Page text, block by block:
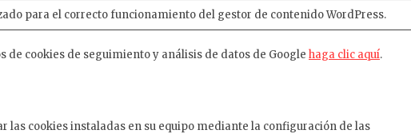
para el correcto funcionamiento del gestor de contenido WordPress.
de cookies de seguimiento y análisis de datos de Google haga clic aquí.
las cookies instaladas en su equipo mediante la configuración de las